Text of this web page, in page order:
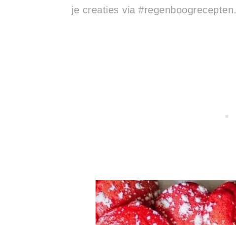
je creaties via #regenboogrecepten.